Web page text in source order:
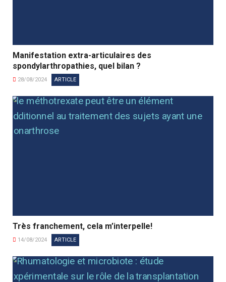
Manifestation extra-articulaires des
spondylarthropathies, quel bilan ?
28/08/2024 ARTICLE
Très franchement, cela m’interpelle!
14/08/2024 ARTICLE